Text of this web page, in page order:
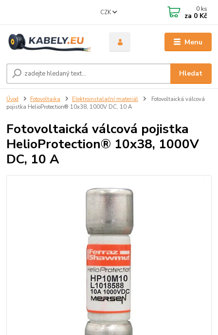
Menu
CZK
Hledat
0 ks
za 0 Kč
Úvod Fotovoltaika Elektroinstalační materiál
Fotovoltaická válcová
pojistka HelioProtection® 10x38, 1000V DC, 10 A
Fotovoltaická válcová pojistka
HelioProtection® 10x38, 1000V
DC, 10 A